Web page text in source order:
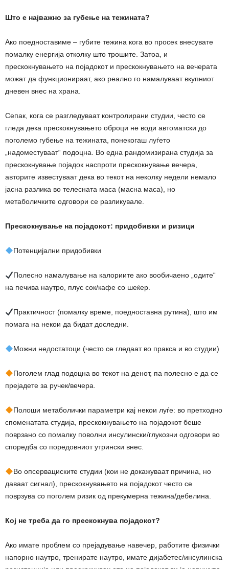
Што е најважно за губење на тежината?
Ако поедноставиме – губите тежина кога во просек внесувате
помалку енергија отколку што трошите. Затоа, и
прескокнувањето на појадокот и прескокнувањето на вечерата
можат да функционираат, ако реално го намалуваат вкупниот
дневен внес на храна.
Сепак, кога се разгледуваат контролирани студии, често се
гледа дека прескокнувањето оброци не води автоматски до
поголемо губење на тежината, понекогаш луѓето
„надоместуваат“ подоцна. Во една рандомизирана студија за
прескокнување појадок наспроти прескокнување вечера,
авторите известуваат дека во текот на неколку недели немало
јасна разлика во телесната маса (масна маса), но
метаболичките одговори се разликувале.
Прескокнување на појадокот: придобивки и ризици
Потенцијални придобивки
Полесно намалување на калориите ако вообичаено „одите“
на печива наутро, плус сок/кафе со шеќер.
Практичност (помалку време, поедноставна рутина), што им
помага на некои да бидат доследни.
Можни недостатоци (често се гледаат во пракса и во студии)
Поголем глад подоцна во текот на денот, па полесно е да се
прејадете за ручек/вечера.
Полоши метаболички параметри кај некои луѓе: во претходно
споменатата студија, прескокнувањето на појадокот беше
поврзано со помалку поволни инсулински/глукозни одговори во
споредба со поредовниот утрински внес.
Во опсервациските студии (кои не докажуваат причина, но
даваат сигнал), прескокнувањето на појадокот често се
поврзува со поголем ризик од прекумерна тежина/дебелина.
Кој не треба да го прескокнува појадокот?
Ако имате проблем со прејадување навечер, работите физички
напорно наутро, тренирате наутро, имате дијабетес/инсулинска